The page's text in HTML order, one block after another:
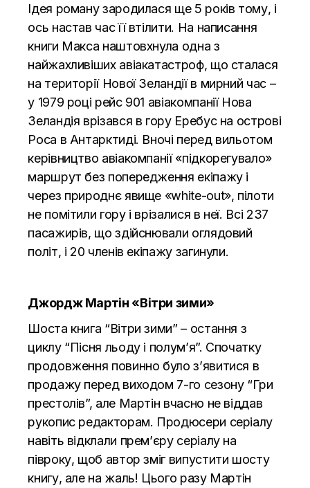
Ідея роману зародилася ще 5 років тому, і
ось настав час її втілити. На написання
книги Макса наштовхнула одна з
найжахливіших авіакатастроф, що сталася
на території Нової Зеландії в мирний час –
у 1979 році рейс 901 авіакомпанії Нова
Зеландія врізався в гору Еребус на острові
Роса в Антарктиді. Вночі перед вильотом
керівництво авіакомпанії «підкорегувало»
маршрут без попередження екіпажу і
через природнє явище «white-out», пілоти
не помітили гору і врізалися в неї. Всі 237
пасажирів, що здійснювали оглядовий
політ, і 20 членів екіпажу загинули.
Джордж Мартін «Вітри зими»
Шоста книга “Вітри зими” – остання з
циклу “Пісня льоду і полум’я”. Спочатку
продовження повинно було з’явитися в
продажу перед виходом 7-го сезону “Гри
престолів”, але Мартін вчасно не віддав
рукопис редакторам. Продюсери серіалу
навіть відклали прем’єру серіалу на
півроку, щоб автор зміг випустити шосту
книгу, але на жаль! Цього разу Мартін